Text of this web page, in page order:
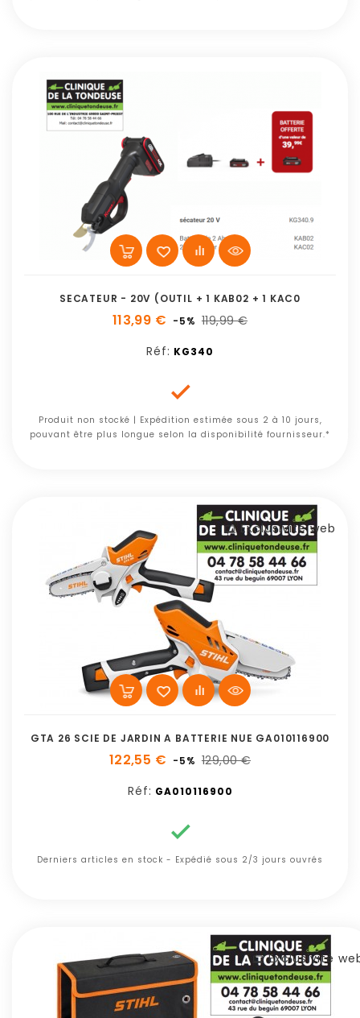
SECATEUR - 20V (OUTIL + 1 KAB02 + 1 KAC0
113,99 € -5% 119,99 €
Réf: KG340

Produit non stocké | Expédition estimée sous 2 à 10 jours,
pouvant être plus longue selon la disponibilité fournisseur.*
Exclusivité web
GTA 26 SCIE DE JARDIN A BATTERIE NUE GA010116900
122,55 € -5% 129,00 €
Réf: GA010116900

Derniers articles en stock - Expédié sous 2/3 jours ouvrés
Exclusivité